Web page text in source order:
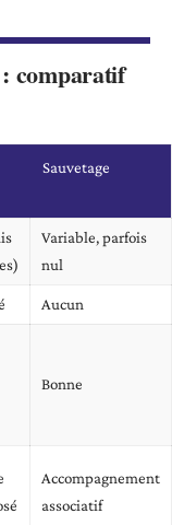
comparatif
Sauvetage
Variable, parfois
nul
Aucun
Bonne
Accompagnement
associatif